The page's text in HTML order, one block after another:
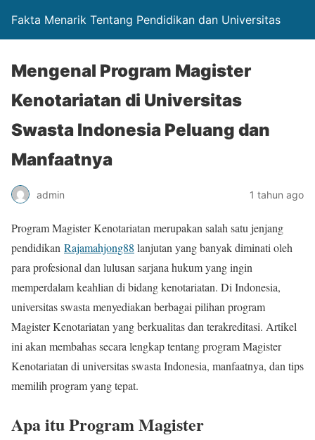
Fakta Menarik Tentang Pendidikan dan Universitas
Mengenal Program Magister
Kenotariatan di Universitas
Swasta Indonesia Peluang dan
Manfaatnya
admin 1 tahun ago
Program Magister Kenotariatan merupakan salah satu jenjang
pendidikan Rajamahjong88 lanjutan yang banyak diminati oleh
para profesional dan lulusan sarjana hukum yang ingin
memperdalam keahlian di bidang kenotariatan. Di Indonesia,
universitas swasta menyediakan berbagai pilihan program
Magister Kenotariatan yang berkualitas dan terakreditasi. Artikel
ini akan membahas secara lengkap tentang program Magister
Kenotariatan di universitas swasta Indonesia, manfaatnya, dan tips
memilih program yang tepat.
Apa itu Program Magister